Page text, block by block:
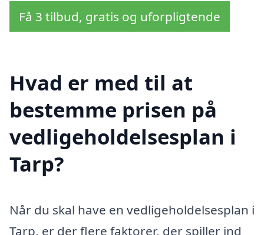
Få 3 tilbud, gratis og uforpligtende
Hvad er med til at
bestemme prisen på
vedligeholdelsesplan i
Tarp?
Når du skal have en vedligeholdelsesplan i
Tarp, er der flere faktorer, der spiller ind